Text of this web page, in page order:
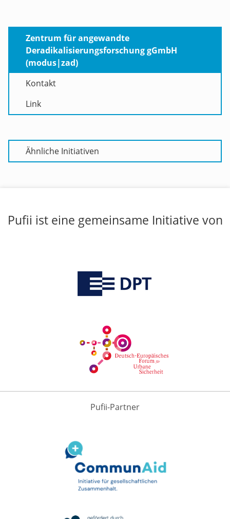
Zentrum für angewandte
Deradikalisierungsforschung gGmbH
(modus|zad)
Kontakt
Link
Ähnliche Initiativen
Pufii ist eine gemeinsame Initiative von
Pufii-Partner